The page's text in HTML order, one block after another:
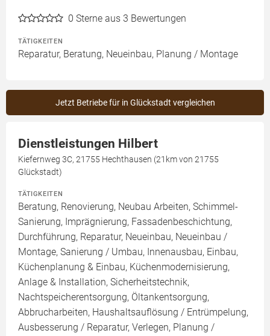
0 Sterne aus 3 Bewertungen
TÄTIGKEITEN
Reparatur, Beratung, Neueinbau, Planung / Montage
Jetzt Betriebe für in Glückstadt vergleichen
Dienstleistungen Hilbert
Kiefernweg 3C, 21755 Hechthausen (21km von 21755
Glückstadt)
TÄTIGKEITEN
Beratung, Renovierung, Neubau Arbeiten, Schimmel-
Sanierung, Imprägnierung, Fassadenbeschichtung,
Durchführung, Reparatur, Neueinbau, Neueinbau /
Montage, Sanierung / Umbau, Innenausbau, Einbau,
Küchenplanung & Einbau, Küchenmodernisierung,
Anlage & Installation, Sicherheitstechnik,
Nachtspeicherentsorgung, Öltankentsorgung,
Abbrucharbeiten, Haushaltsauflösung / Entrümpelung,
Ausbesserung / Reparatur, Verlegen, Planung /